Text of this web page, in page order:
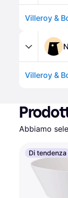
Villeroy &
Villeroy &
Abbiamo
Di tendenza